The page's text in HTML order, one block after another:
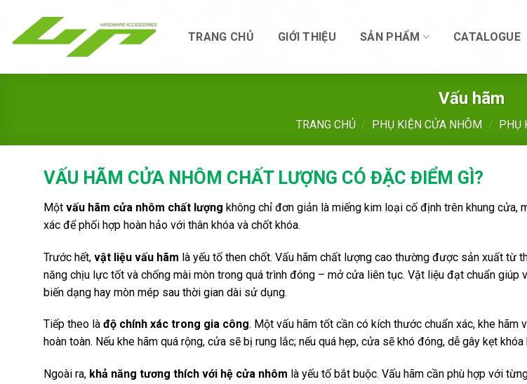
content
TRANG CHỦ GIỚI THIỆU SẢN PHẨM CATALOGUE
Vấu hãm
TRANG CHỦ / PHỤ KIỆN CỬA NHÔM / PHỤ
VẤU HÃM CỬA NHÔM CHẤT LƯỢNG CÓ ĐẶC ĐIỂM GÌ?
Một vấu hãm cửa nhôm chất lượng không chỉ đơn giản là miếng kim loại cố định trên khung cửa,
xác để phối hợp hoàn hảo với thân khóa và chốt khóa.
Trước hết, vật liệu vấu hãm là yếu tố then chốt. Vấu hãm chất lượng cao thường được sản xuất từ
năng chịu lực tốt và chống mài mòn trong quá trình đóng – mở cửa liên tục. Vật liệu đạt chuẩn giúp
biến dạng hay mòn mép sau thời gian dài sử dụng.
Tiếp theo là độ chính xác trong gia công. Một vấu hãm tốt cần có kích thước chuẩn xác, khe hãm
hoàn toàn. Nếu khe hãm quá rộng, cửa sẽ bị rung lắc; nếu quá hẹp, cửa sẽ khó đóng, dễ gây kẹt
Ngoài ra, khả năng tương thích với hệ cửa nhôm là yếu tố bắt buộc. Vấu hãm cần phù hợp với